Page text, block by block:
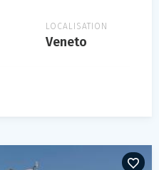
LOCALISATION
Veneto